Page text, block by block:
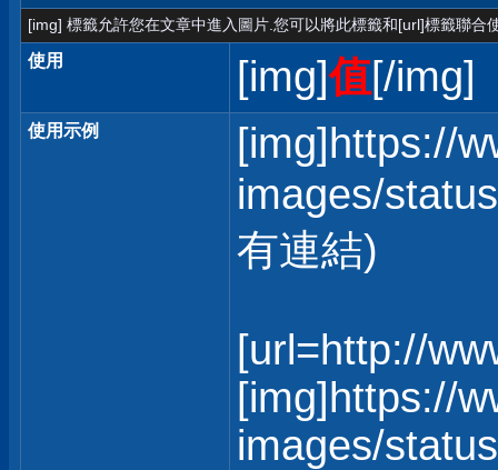
[img] 標籤允許您在文章中進入圖片.您可以將此標籤和[url]標籤聯合
使用 [img]值[/img]
使用示例
[img]https://
images/
有連結)
[url=http://
[img]https://
images/